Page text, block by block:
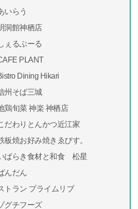
いらう
洞館神栖店
ぇるぶーる
PLANT
Dining Hikari
州そば三城
鶏旬菜 神楽 神栖店
だわりとんかつ近江家
板焼お好み焼きゑびす。
ばらき食材と和食 松星
んだん
トラン プライムリブ
グチフーズ